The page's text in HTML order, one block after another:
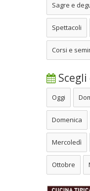
Sagre e
Spettacoli
Corsi e
Oggi
Domenica
Mercoledì
Ottobre